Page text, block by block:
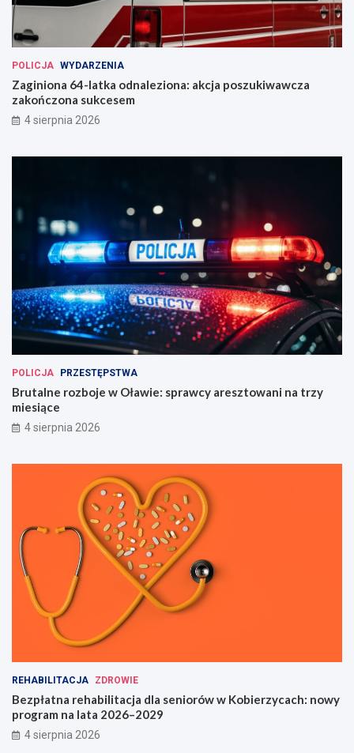
POLICJA WYDARZENIA
Zaginiona 64-latka odnaleziona: akcja poszukiwawcza
zakończona sukcesem
4 sierpnia 2026
POLICJA PRZESTĘPSTWA
Brutalne rozboje w Oławie: sprawcy aresztowani na trzy
miesiące
4 sierpnia 2026
REHABILITACJA ZDROWIE
Bezpłatna rehabilitacja dla seniorów w Kobierzycach: nowy
program na lata 2026–2029
4 sierpnia 2026